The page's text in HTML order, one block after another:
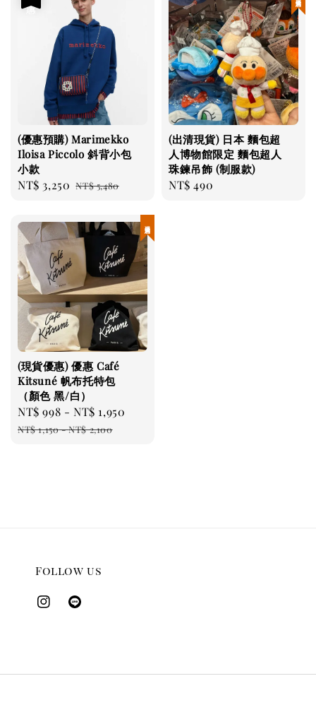
(優惠預購) Marimekko
Iloisa Piccolo 斜背小包
小款
Sale
NT$ 3,250 Regular
NT$ 5,480
(出清現貨) 日本 麵包超
人博物館限定 麵包超人
珠鍊吊飾 (制服款)
Regular
NT$ 490
(現貨優惠) 優惠 Café
Kitsuné 帆布托特包
（顏色 黑/白）
Sale
price
NT$ 998 -NT$ 1,950
NT$ 1,150-NT$ 2,100
Follow us